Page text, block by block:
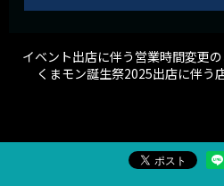
イベント出店に伴う営業時間変更
くまモン誕生祭2025出店に伴う